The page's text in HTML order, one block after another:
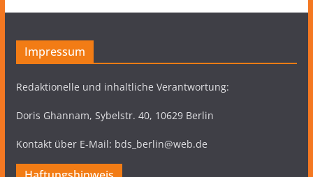
Impressum
Redaktionelle und inhaltliche Verantwortung:
Doris Ghannam, Sybelstr. 40, 10629 Berlin
Kontakt über E-Mail: bds_berlin@web.de